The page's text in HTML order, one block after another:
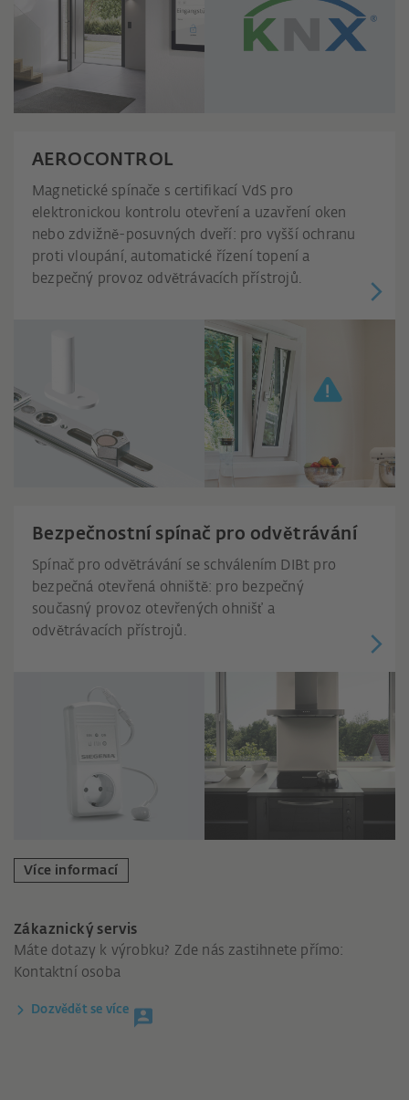
AEROCONTROL
Magnetické spínače s certifikací VdS pro
elektronickou kontrolu otevření a uzavření oken
nebo zdvižně-posuvných dveří: pro vyšší ochranu
proti vloupání, automatické řízení topení a
bezpečný provoz odvětrávacích přístrojů.
Bezpečnostní spínač pro odvětrávání
Spínač pro odvětrávání se schválením DIBt pro
bezpečná otevřená ohniště: pro bezpečný
současný provoz otevřených ohnišť a
odvětrávacích přístrojů.
Více informací
Zákaznický servis
Máte dotazy k výrobku? Zde nás zastihnete přímo:
Kontaktní osoba
Dozvědět se více